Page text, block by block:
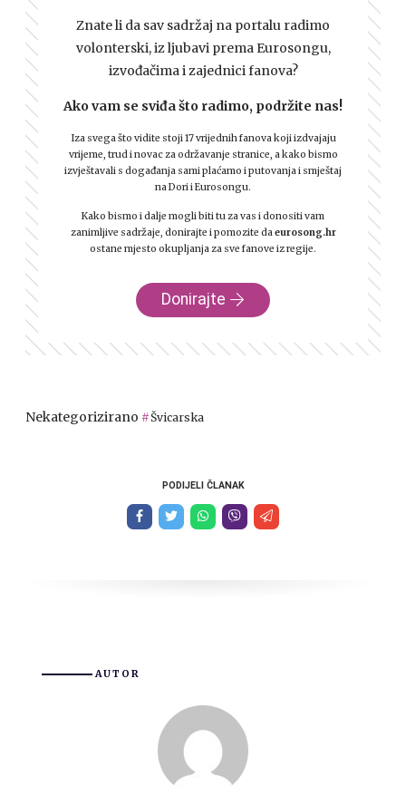
Znate li da sav sadržaj na portalu radimo
volonterski, iz ljubavi prema Eurosongu,
izvođačima i zajednici fanova?
Ako vam se sviđa što radimo, podržite nas!
Iza svega što vidite stoji 17 vrijednih fanova koji izdvajaju
vrijeme, trud i novac za održavanje stranice, a kako bismo
izvještavali s događanja sami plaćamo i putovanja i smještaj
na Dori i Eurosongu.
Kako bismo i dalje mogli biti tu za vas i donositi vam
zanimljive sadržaje, donirajte i pomozite da eurosong.hr
ostane mjesto okupljanja za sve fanove iz regije.
Donirajte
Nekategorizirano Švicarska
PODIJELI ČLANAK
AUTOR